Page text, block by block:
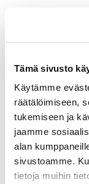
Tämä sivusto
Käytämme
räätälöimiseen,
tukemiseen ja
jaamme
alan
sivustoamme.
tietoja muihin